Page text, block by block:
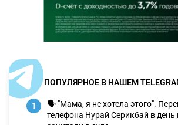
ПОПУЛЯРНОЕ В НАШЕМ
1
🗣 "Мама, я не хотела этого".
телефона Нурай Серикбай в